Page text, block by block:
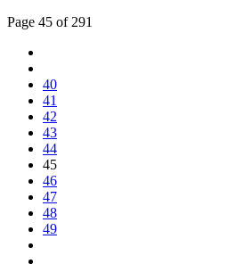
Page 45 of 291
40
41
42
43
44
45
46
47
48
49